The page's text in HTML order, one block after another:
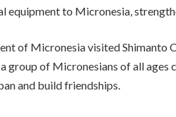
equipment to Micronesia,
of Micronesia visited Shimanto
group of Micronesians of all
and build friendships.